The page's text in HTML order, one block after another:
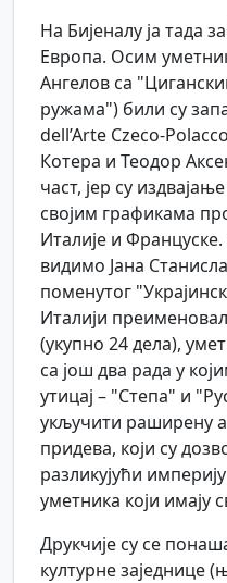
На Бијеналу ја тада
Европа. Осим
Ангелов са
ружама") били су
dell’Arte Czeco-
Котера и Теодор
част, јер су
својим графикама
Италије и
видимо Јана
поменутог
Италији
(укупно 24 дела),
са још два рада у
утицај – "Степа" и
укључити раширену
придева, који су
разликујући
уметника који имају
Друкчије су се
културне заједнице